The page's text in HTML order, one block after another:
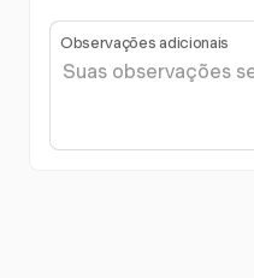
Observações adicionais